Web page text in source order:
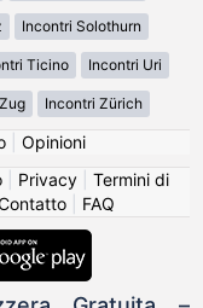
Incontri Solothurn
Ticino Incontri Uri
Incontri Zürich
| Opinioni
| Privacy| Termini di
| FAQ